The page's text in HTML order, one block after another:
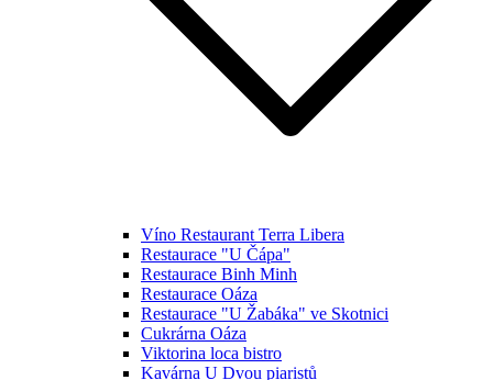
Víno Restaurant Terra Libera
Restaurace "U Čápa"
Restaurace Binh Minh
Restaurace Oáza
Restaurace "U Žabáka" ve Skotnici
Cukrárna Oáza
Viktorina loca bistro
Kavárna U Dvou piaristů